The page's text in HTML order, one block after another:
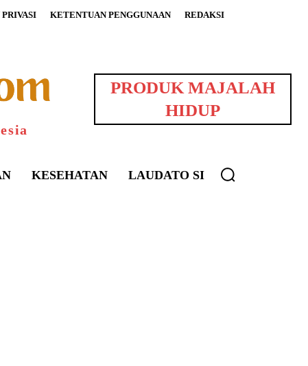
KETENTUAN PENGGUNAAN
REDAKSI
PRODUK MAJALAH
HIDUP
KESEHATAN LAUDATO SI